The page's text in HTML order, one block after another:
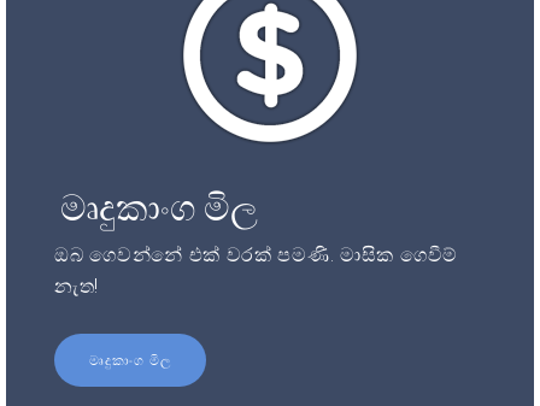
මෘදුකාංග මිල
ඔබ ගෙවන්නේ එක් වරක් පමණි. මාසික ගෙවීම්
නැත!
මෘදුකාංග මිල